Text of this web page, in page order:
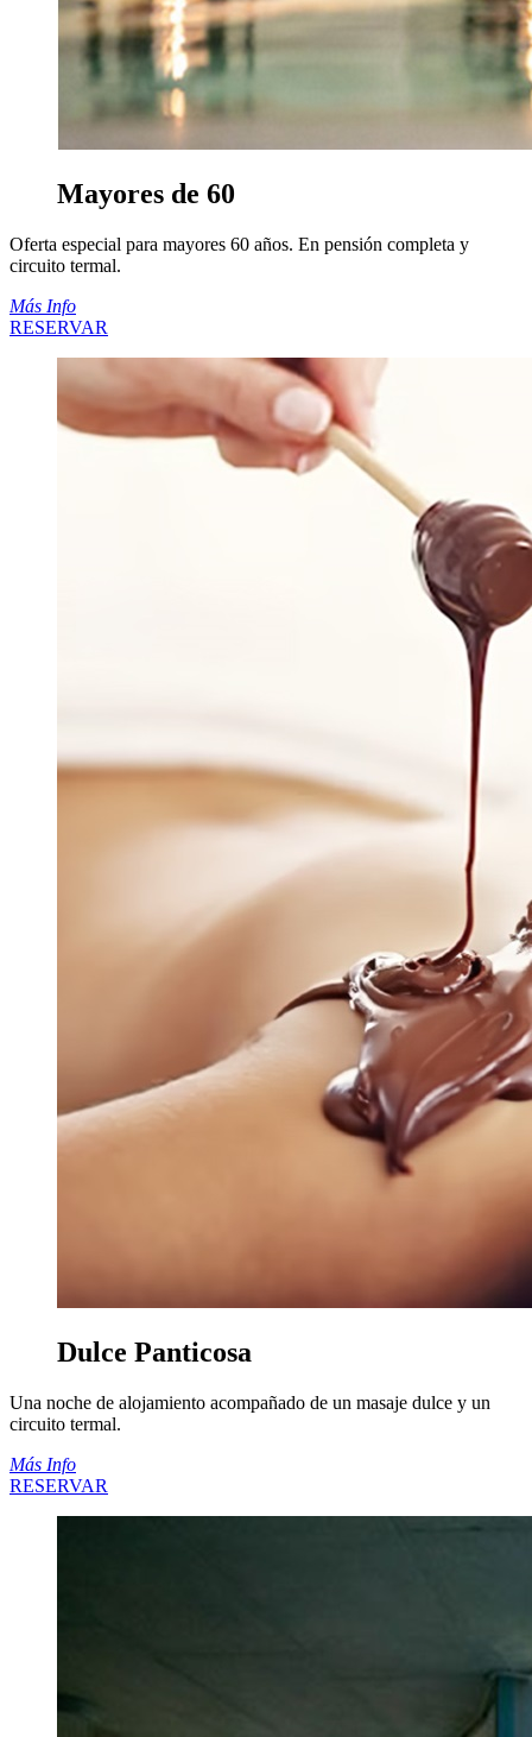
Mayores de 60
Oferta especial para mayores 60 años. En pensión completa y
circuito termal.
Más Info
RESERVAR
Dulce Panticosa
Una noche de alojamiento acompañado de un masaje dulce y un
circuito termal.
Más Info
RESERVAR